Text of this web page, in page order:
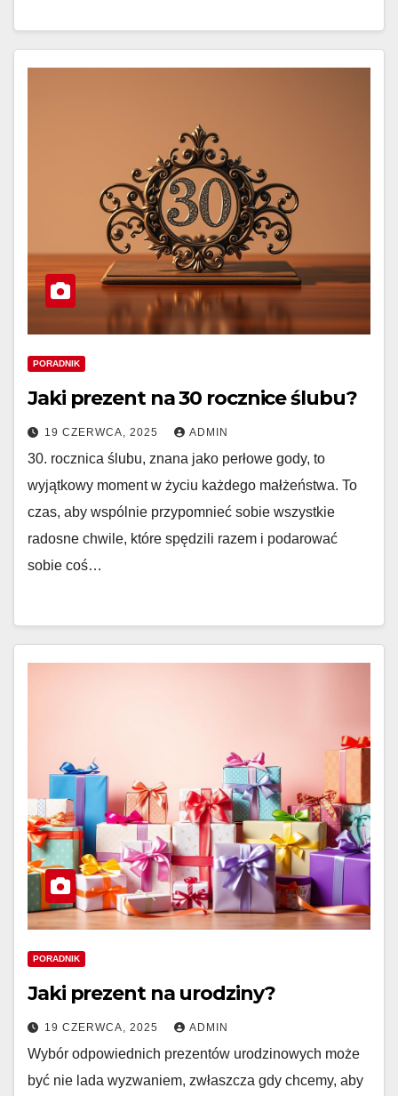
PORADNIK
Jaki prezent na 30 rocznice ślubu?
19 CZERWCA, 2025 ADMIN
30. rocznica ślubu, znana jako perłowe gody, to
wyjątkowy moment w życiu każdego małżeństwa. To
czas, aby wspólnie przypomnieć sobie wszystkie
radosne chwile, które spędzili razem i podarować
sobie coś…
PORADNIK
Jaki prezent na urodziny?
19 CZERWCA, 2025 ADMIN
Wybór odpowiednich prezentów urodzinowych może
być nie lada wyzwaniem, zwłaszcza gdy chcemy, aby